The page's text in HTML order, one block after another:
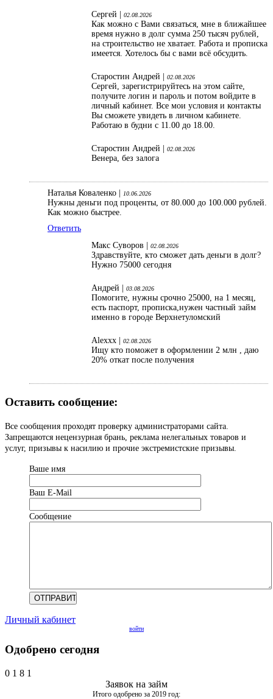
Сергей | 02.08.2026
Как можно с Вами связаться, мне в ближайшее
время нужно в долг сумма 250 тысяч рублей,
на строительство не хватает. Работа и прописка
имеется. Хотелось бы с вами всё обсудить.
Старостин Андрей | 02.08.2026
Сергей, зарегистрируйтесь на этом сайте,
получите логин и пароль и потом войдите в
личный кабинет. Все мои условия и контакты
Вы сможете увидеть в личном кабинете.
Работаю в будни с 11.00 до 18.00.
Старостин Андрей | 02.08.2026
Венера, без залога
Наталья Коваленко | 10.06.2026
Нужны деньги под проценты, от 80.000 до 100.000 рублей.
Как можно быстрее.
Ответить
Макс Суворов |
02.08.2026
Здравствуйте, кто сможет дать деньги в долг?
Нужно 75000 сегодня
Андрей | 03.08.2026
Помогите, нужны срочно 25000, на 1 месяц,
есть паспорт, прописка,нужен частный займ
именно в городе Верхнетуломский
Alexxx | 02.08.2026
Ищу кто поможет в оформлении 2 млн , даю
20% откат после получения
Оставить сообщение:
Все сообщения проходят проверку администраторами сайта.
Запрещаются нецензурная брань, реклама нелегальных товаров и
услуг, призывы к насилию и прочие экстремистские призывы.
Ваше имя
Ваш Е-Mail
Сообщение
Личный кабинет
войти
Одобрено сегодня
0 1 8 1
Заявок на займ
Итого одобрено за 2019 год: